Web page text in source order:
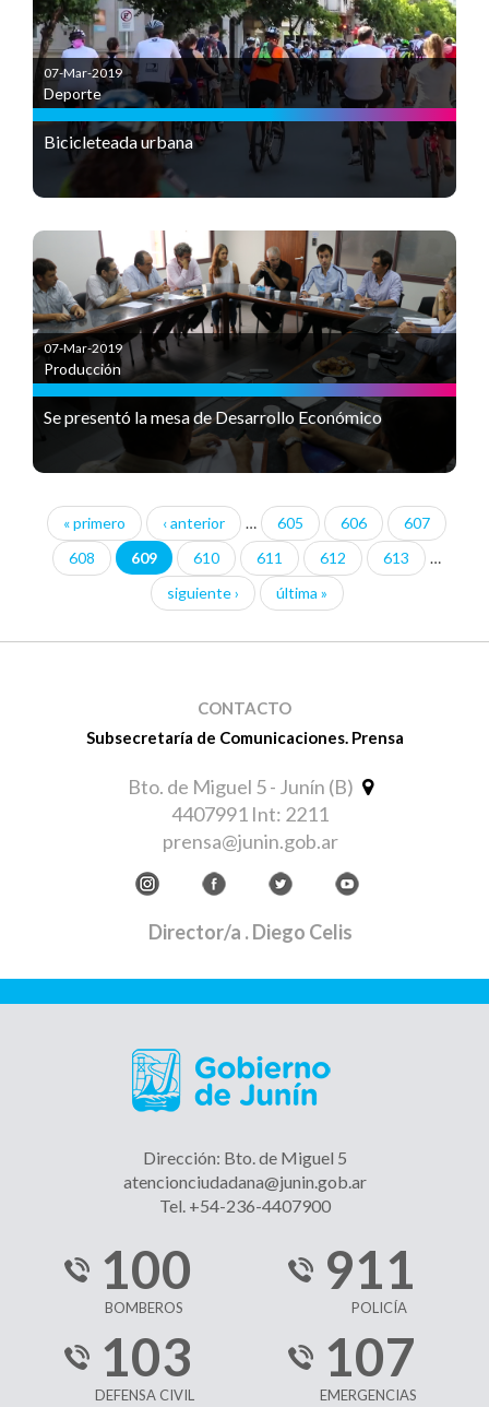
07-Mar-2019
Deporte
Bicicleteada urbana
07-Mar-2019
Producción
Se presentó la mesa de Desarrollo Económico
Páginas
« primero ‹ anterior … 605 606
607
608
609 610 611 612 613
…
siguiente ›
última »
CONTACTO
Subsecretaría de Comunicaciones. Prensa
Bto. de Miguel 5 - Junín (B)
4407991 Int: 2211
prensa@junin.gob.ar
Director/a . Diego Celis
Dirección: Bto. de Miguel 5
atencionciudadana@junin.gob.ar
Tel. +54-236-4407900
100
BOMBEROS
911
POLICÍA
103
DEFENSA CIVIL
107
EMERGENCIAS